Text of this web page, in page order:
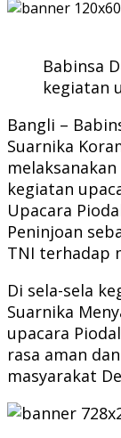
Babinsa
kegiatan
Bangli –
Suarnika
kegiatan
Upacara
Peninjoan
TNI terhadap
Di sela-sela
Suarnika
upacara
rasa aman
masyarakat